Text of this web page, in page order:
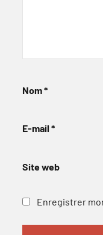
Nom*
E-mail *
Site web
Enregistrer